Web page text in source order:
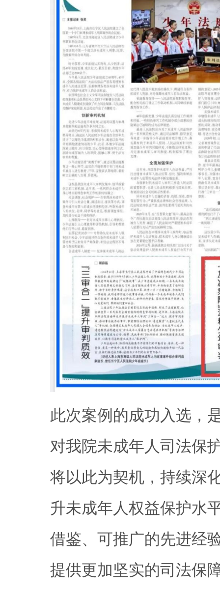
此次案例的成功入选，
对我院未成年人司法保
将以此为契机，持续深
升未成年人权益保护水
借鉴、可推广的先进经
提供更加坚实的司法保